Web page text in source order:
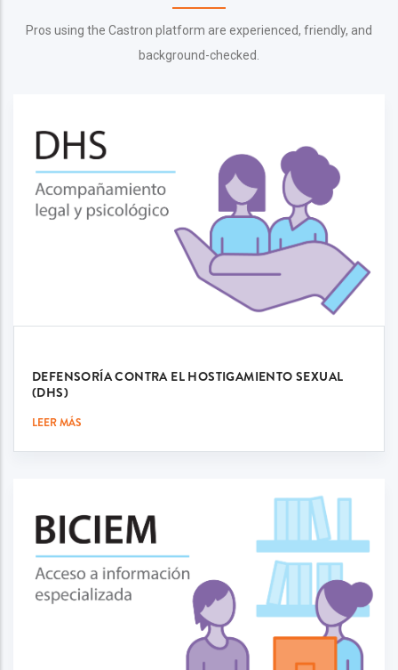
Pros using the Castron platform are experienced, friendly, and
background-checked.
DEFENSORÍA CONTRA EL HOSTIGAMIENTO SEXUAL
(DHS)
LEER MÁS